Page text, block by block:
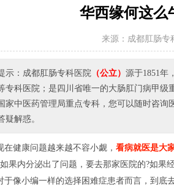
华西缘何这么
来源：成都肛肠专
示：成都肛肠专科医院 （公立） 源于1851年
专科医院；是四川省唯一的大肠肛门病甲
家中医药管理局重点专科，您可以随时咨询
疑解惑。
在健康问题越来越不容小觑， 看病就医是大
果内分泌出了问题，要去那家医院的?如
于像小编一样的选择困难症患者而言，到底